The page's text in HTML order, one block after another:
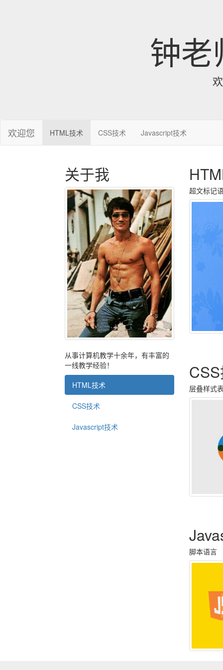
钟
欢迎您 HTML技术 CSS技术 Javascript技术
关于我
从事计算机教学十余年，有丰富的
一线教学经验！
HTML技术
CSS技术
Javascript技术
超文标记
层叠样式
脚本语言